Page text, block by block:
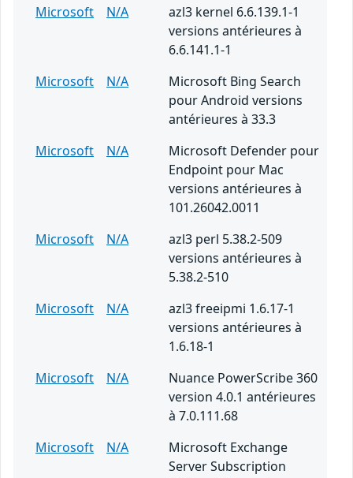
Microsoft
N/A
azl3 kernel 6.6.139.1-1
versions antérieures à
6.6.141.1-1
Microsoft
N/A
Microsoft Bing Search
pour Android versions
antérieures à 33.3
Microsoft
N/A
Microsoft Defender pour
Endpoint pour Mac
versions antérieures à
101.26042.0011
Microsoft
N/A
azl3 perl 5.38.2-509
versions antérieures à
5.38.2-510
Microsoft
N/A
azl3 freeipmi 1.6.17-1
versions antérieures à
1.6.18-1
Microsoft
N/A
Nuance PowerScribe 360
version 4.0.1 antérieures
à 7.0.111.68
Microsoft
N/A
Microsoft Exchange
Server Subscription